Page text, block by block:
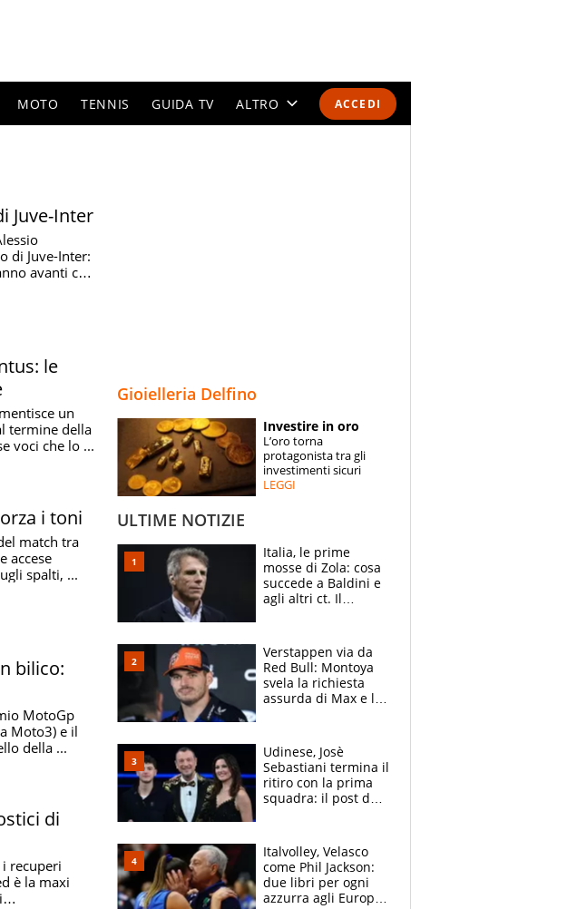
ACCEDI
MOTO TENNIS GUIDA TV ALTRO
SPECIALI
ESPERTI
Juve-Inter
di Juve-Inter:
avanti con
le
un
termine della
voci che lo ...
i toni
match tra
accese
spalti, ...
bilico:
MotoGp
Moto3) e il
della ...
di
recuperi
è la maxi
Gioielleria Delfino
Investire in oro
L’oro torna
protagonista tra gli
investimenti sicuri
LEGGI
ULTIME NOTIZIE
Italia, le prime
mosse di Zola: cosa
succede a Baldini e
agli altri ct. Il
azzurri
Verstappen via da
Red Bull: Montoya
svela la richiesta
assurda di Max e lo
McLaren siano
meglio?”
Udinese, Josè
Sebastiani termina il
ritiro con la prima
squadra: il post del
sfondo
Italvolley, Velasco
come Phil Jackson:
due libri per ogni
azzurra agli Europei.